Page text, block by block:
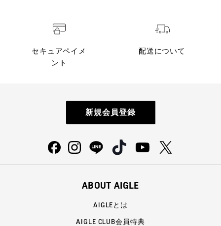
セキュアペイメ
ント
配送について
新規会員登録
ABOUT AIGLE
AIGLEとは
AIGLE CLUB会員特典